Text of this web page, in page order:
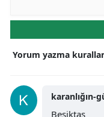
Yorum yazma
karanlığın-
Beşiktaş